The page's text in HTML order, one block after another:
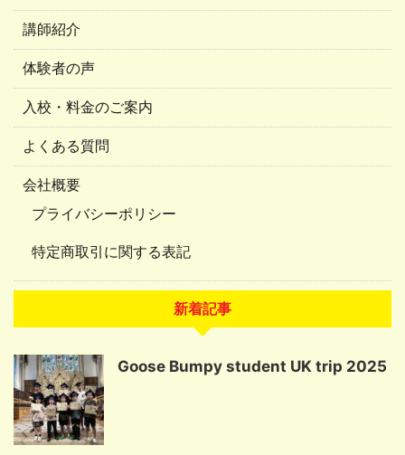
講師紹介
体験者の声
入校・料金のご案内
よくある質問
会社概要
プライバシーポリシー
特定商取引に関する表記
新着記事
Goose Bumpy student UK trip 2025